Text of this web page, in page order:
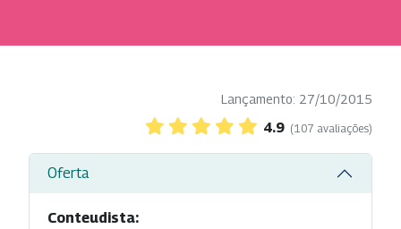
Lançamento: 27/10/2015
4.9 (107 avaliações)
Oferta
Conteudista: